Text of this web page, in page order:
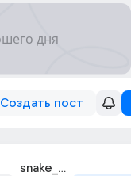
Создать пост
snake_043tm